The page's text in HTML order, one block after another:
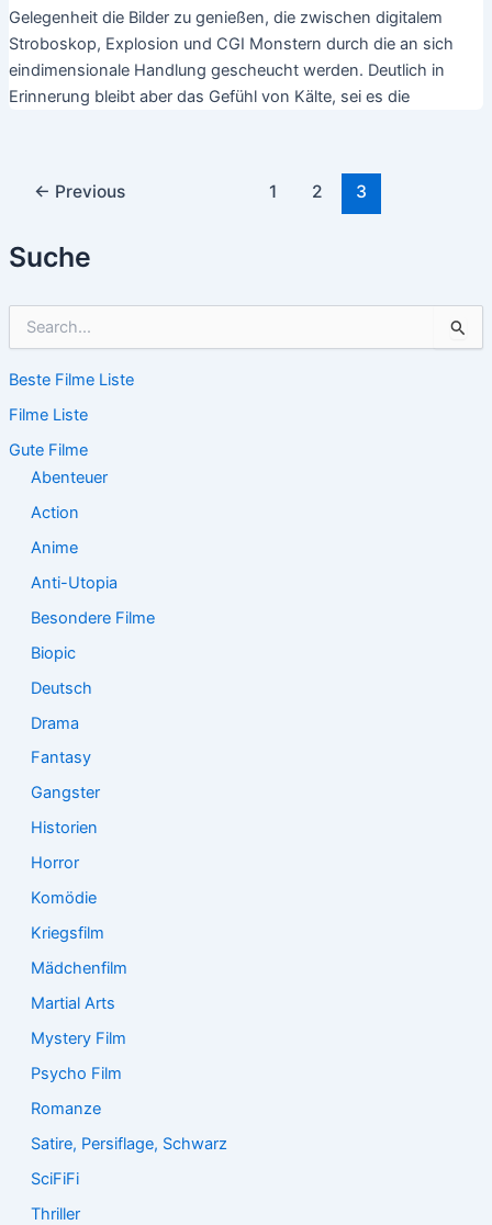
Suche
h
n
n
Beste Filme Liste
Filme Liste
Gute Filme
Abenteuer
Action
Anime
Anti-Utopia
Besondere Filme
Biopic
Deutsch
Drama
Fantasy
Gangster
Historien
Horror
Komödie
Kriegsfilm
Mädchenfilm
Martial Arts
Mystery Film
Psycho Film
Romanze
Satire, Persiflage, Schwarz
SciFiFi
Thriller
Gelegenheit die Bilder zu genießen, die zwischen digitalem
Stroboskop, Explosion und CGI Monstern durch die an sich
eindimensionale Handlung gescheucht werden. Deutlich in
Erinnerung bleibt aber das Gefühl von Kälte, sei es die
Post← Previous 1 2 3